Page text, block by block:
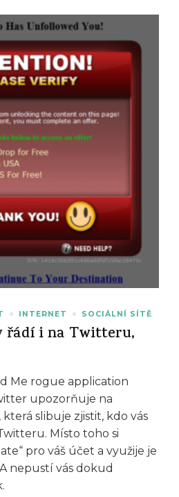
INTERNET SOCIÁLNÍ SÍTĚ
řádí i na Twitteru,
Me rogue application
upozorňuje na
slibuje zjistit, kdo vás
Místo toho si
pro váš účet a využije je
nepustí vás dokud